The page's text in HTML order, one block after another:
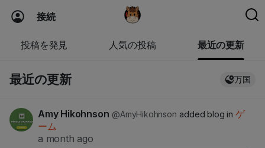
接続
投稿を発見 人気の投稿 最近の更新
最近の更新 万国
Amy Hikohnson @AmyHikohnson added blog in ゲ
ーム
a month ago